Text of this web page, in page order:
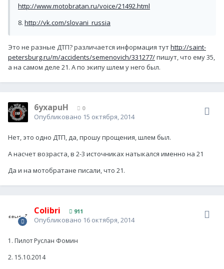
http://www.motobratan.ru/voice/21492.html
8. http://vk.com/slovani_russia
Это не разные ДТП? различается информация тутhttp://saint-
petersburg.ru/m/accidents/semenovich/331277/пишут, что ему 35,
а на самом деле 21. А по экипу шлем у него был.
6yxapuH 0
Опубликовано 15 октября, 2014
Нет, это одно ДТП, да, прошу прощения, шлем был.
А насчет возраста, в 2-3 источниках натыкался именно на 21
Да и на мотобратане писали, что 21.
Colibri 911
Опубликовано 16 октября, 2014
1. Пилот Руслан Фомин
2. 15.10.2014